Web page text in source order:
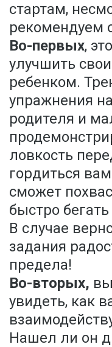
стартам,
рекомендуем
Во-первых,
улучшить
ребенком.
упражнения
родителя и
ловкость
гордиться
сможет
быстро
В случае
задания
предела!
Во-вторых,
увидеть, как
Нашел ли он